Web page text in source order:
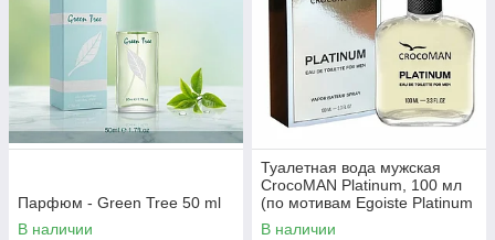
Парфюм - Green Tree 50 ml
В наличии
Туалетная вода мужская
CrocoMAN Platinum, 100 мл
(по мотивам Egoiste Platinum
(Chanel)
В наличии